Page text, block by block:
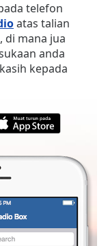
telefon
atas talian
di mana jua
anda
kepada